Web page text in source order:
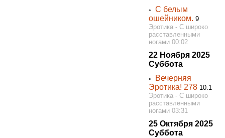
◦С белым
ошейником. 9
Эротика - С широко
расставленными
ногами 00:02
22 Ноября 2025
Суббота
◦
Вечерняя
Эротика! 278 10.1
Эротика - С широко
расставленными
ногами 03:31
25 Октября 2025
Суббота